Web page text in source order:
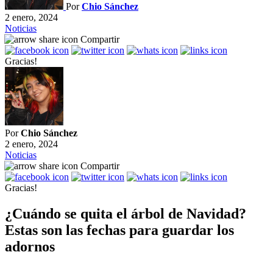
PorChio Sánchez
2 enero, 2024
Noticias
Compartir
Gracias!
PorChio Sánchez
2 enero, 2024
Noticias
Compartir
Gracias!
¿Cuándo se quita el árbol de Navidad?
Estas son las fechas para guardar los
adornos